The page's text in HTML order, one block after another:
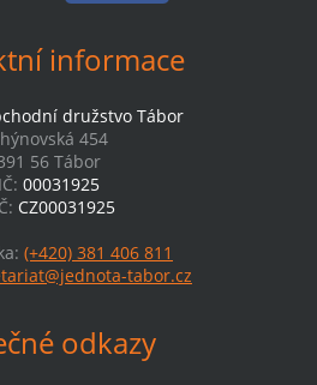
informace
družstvo Tábor
454
56 Tábor
IČ: 00031925
CZ00031925
(+420) 381 406 811
tabor.cz
odkazy